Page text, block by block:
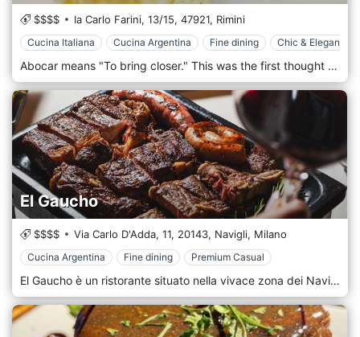
$$$$ Ia Carlo Farini, 13/15, 47921, Rimini
Cucina Italiana Cucina Argentina Fine dining Chic & Elegante
Abocar means "To bring closer." This was the first thought shared between Camilla and Mariano when they wondered what intentions they had in opening a restaurant and bringing together two very distant lands but with very similar characters. It is merging in a subtle balance of two cuisines that spontaneously interact with each other. Give priority to using the resources available in the area. Through our way of seeing catering, we can offer our guests a moment of happiness. We are creating a corner in this wonderful city where we can express our whole being. This is Abocar two kitchens - located in Rimini.
El Gaucho
$$$$ Via Carlo D'Adda, 11, 20143, Navigli, Milano
Cucina Argentina Fine dining Premium Casual
El Gaucho è un ristorante situato nella vivace zona dei Navigli a Milano, perfetto per chi ama le atmosfere informali ma raffinate. La location è ispirata allo stile delle tradizionali "parrillas" argentine, con arredi rustici in legno, toni caldi e un tocco di eleganza che rende l’ambiente accogliente e invitante. Situato in una delle aree più affascinanti della città, il ristorante offre una vista incantevole sui canali, ideale per chi desidera gustare un buon pasto in un contesto suggestivo e vibrante. La cucina di El Gaucho è un inno alla tradizione culinaria argentina, con un focus particolare sulla carne alla griglia, preparata con maestria e passione. Il menù è ricco di tagli pregiati come l’asado, il bife de chorizo, e la entraña, tutti cucinati sulla griglia a vista, che regala agli ospiti uno spettacolo culinario coinvolgente. Non mancano proposte di antipasti tipici come le empanadas e contorni classici come le verdure alla griglia e le patate al forno. Per concludere, il menù propone dolci argentini come il dulce de leche e la torta al cioccolato. La carta dei vini è eccellente, con una selezione di etichette provenienti dalle migliori cantine argentine. L'atmosfera di El Gaucho è calorosa e conviviale, perfetta per una serata tra amici o una cena informale ma gustosa. Il personale è attento e amichevole, pronto a consigliare i migliori abbinamenti e a rendere l’esperienza piacevole. El Gaucho è la scelta ideale per chi desidera immergersi nei sapori autentici dell'Argentina, in una cornice unica come quella dei Navigli milanesi.